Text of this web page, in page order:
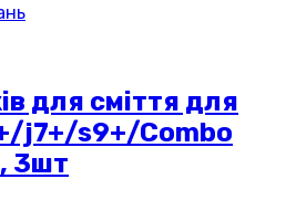
для сміття для
j7+/s9+/Combo
3шт